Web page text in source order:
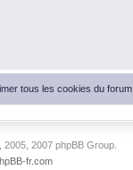
tous les cookies du forum
2007 phpBB Group.
fr.com